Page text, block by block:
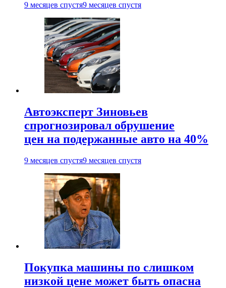
9 месяцев спустя9 месяцев спустя
Автоэксперт Зиновьев
спрогнозировал обрушение
цен на подержанные авто на 40%
9 месяцев спустя9 месяцев спустя
Покупка машины по слишком
низкой цене может быть опасна